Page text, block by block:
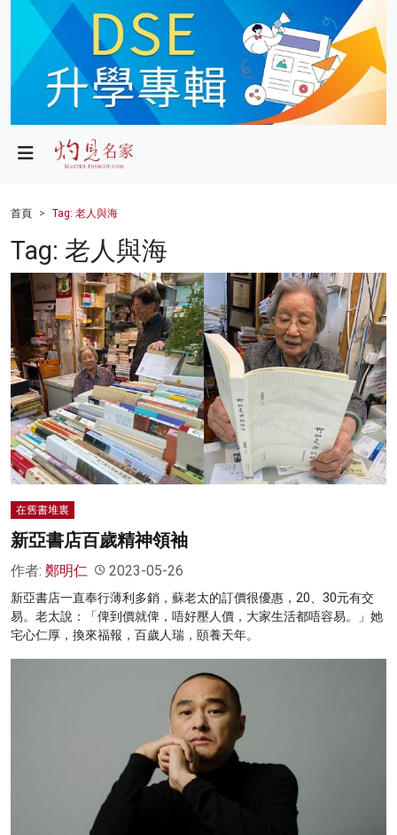
政局
財經
健康
商業
科技
影片
名家榜
灼見活動
首頁 Tag: 老人與海
Tag: 老人與海
在舊書堆裏
新亞書店百歲精神領袖
作者: 鄭明仁 2023-05-26
新亞書店一直奉行薄利多銷，蘇老太的訂價很優惠，20、30元有交
易。老太說：「俾到價就俾，唔好壓人價，大家生活都唔容易。」她
宅心仁厚，換來福報，百歲人瑞，頤養天年。